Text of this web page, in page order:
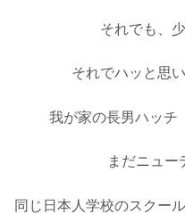
それでも、
それでハッと思
我が家の長男ハッチ
まだニュー
同じ日本人学校のスクール